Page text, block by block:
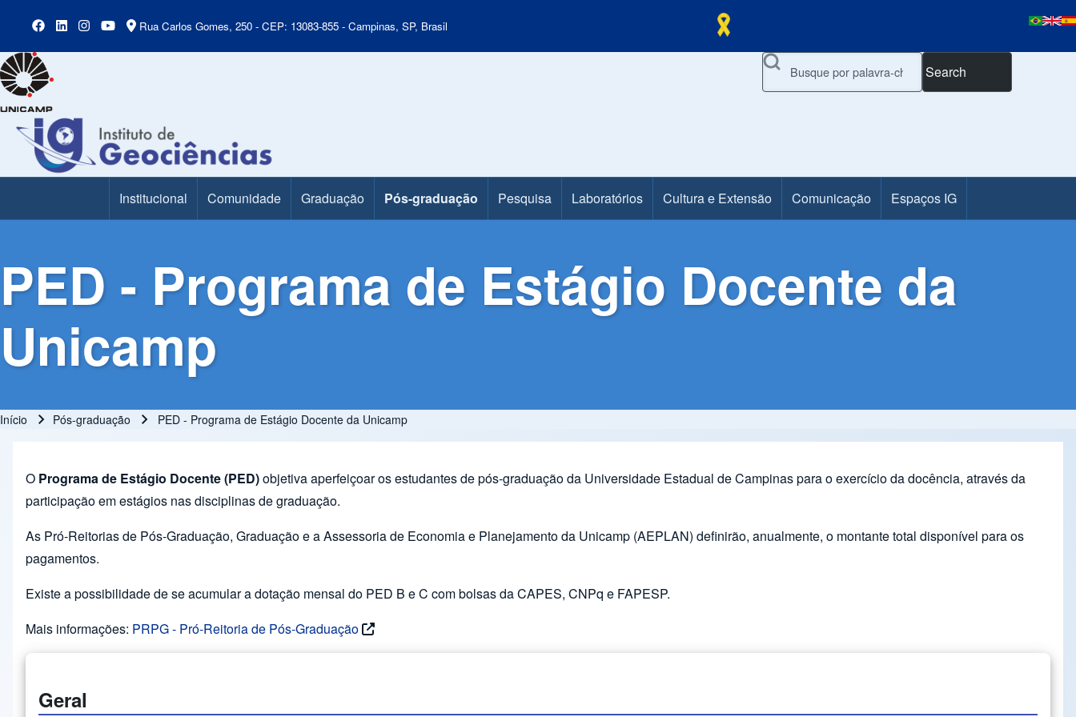
Rua Carlos Gomes, 250 - CEP: 13083-855 - Campinas, SP, Brasil
Search
Main MenuInstitucional Comunidade Graduação Pós-graduação Pesquisa Laboratórios Cultura e Extensão Comunicação Espaços IG
PED - Programa de Estágio Docente da
Unicamp
Início Pós-graduação PED - Programa de Estágio Docente da Unicamp
O Programa de Estágio Docente (PED)objetiva aperfeiçoar os estudantes de pós-graduação da Universidade Estadual de Campinas para o exercício da docência, através da
participação em estágios nas disciplinas de graduação.
As Pró-Reitorias de Pós-Graduação, Graduação e a Assessoria de Economia e Planejamento da Unicamp (AEPLAN) definirão, anualmente, o montante total disponível para os
pagamentos.
Existe a possibilidade de se acumular a dotação mensal do PED B e C com bolsas da CAPES, CNPq e FAPESP.
Mais informações: PRPG - Pró-Reitoria de Pós-Graduação
Geral